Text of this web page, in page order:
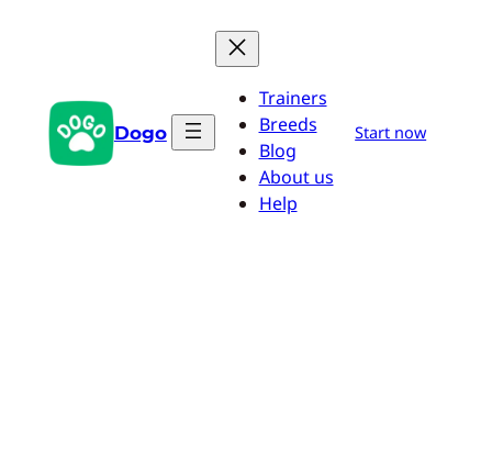
Dogo
Trainers
Breeds
Blog
About us
Help
Start now